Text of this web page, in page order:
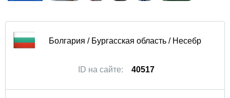
Болгария / Бургасская область / Несебр
40517
ID на сайте: